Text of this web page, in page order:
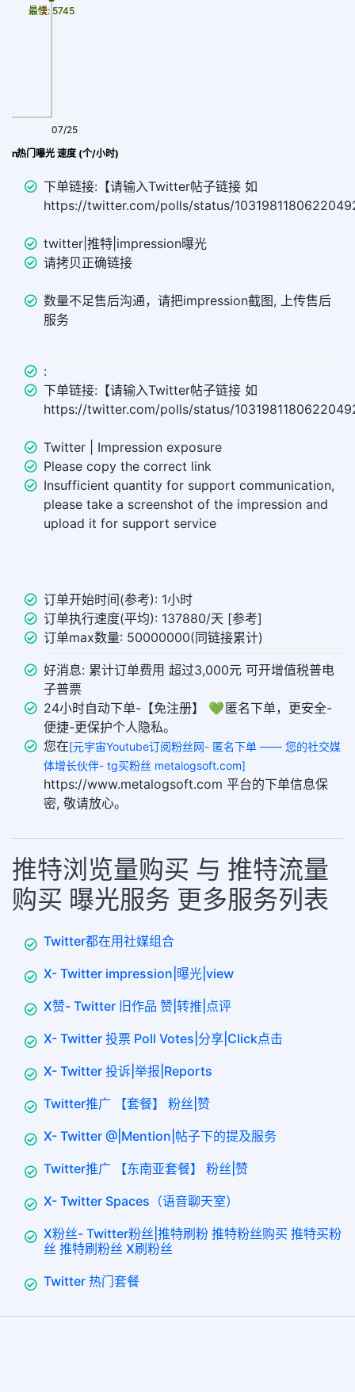
热门曝光 速度 (个/小时)
07/25
最慢: 5745
最快: 5745
下单链接:【请输入Twitter帖子链接 如
https://twitter.com/polls/status/
twitter|推特|impression曝光
请拷贝正确链接
数量不足售后沟通，请把impression截图, 上传售后
服务
:
下单链接:【请输入Twitter帖子链接 如
https://twitter.com/polls/status/
Twitter | Impression exposure
Please copy the correct link
Insufficient quantity for support communication,
please take a screenshot of the impression and
upload it for support service
订单开始时间(参考): 1小时
订单执行速度(平均): 137880/天 [参考]
订单max数量: 50000000(同链接累计)
好消息: 累计订单费用 超过3,000元 可开增值税普电
子普票
24小时自动下单-【免注册】 💚 匿名下单，更安全-
便捷-更保护个人隐私。
您在[元宇宙Youtube订阅粉丝网- 匿名下单 —— 您的社交媒
体增长伙伴- tg买粉丝 metalogsoft.com]
https://www.metalogsoft.com 平台的下单信息保
密, 敬请放心。
推特浏览量购买 与 推特流量
购买 曝光服务 更多服务列表
Twitter都在用社媒组合
X- Twitter impression|曝光|view
X赞- Twitter 旧作品 赞|转推|点评
X- Twitter 投票 Poll Votes|分享|Click点击
X- Twitter 投诉|举报|Reports
Twitter推广 【套餐】 粉丝|赞
X- Twitter @|Mention|帖子下的提及服务
Twitter推广 【东南亚套餐】 粉丝|赞
X- Twitter Spaces（语音聊天室）
X粉丝- Twitter粉丝|推特刷粉 推特粉丝购买 推特买粉
丝 推特刷粉丝 X刷粉丝
Twitter 热门套餐